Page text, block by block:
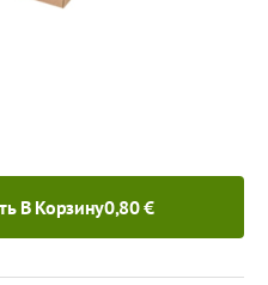
В Корзину0,80 €